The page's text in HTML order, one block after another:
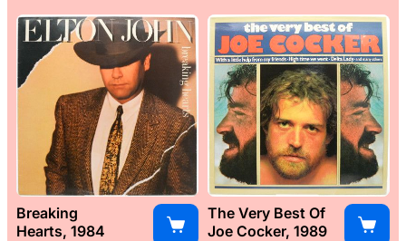
Breaking
Hearts, 1984
The Very Best Of
Joe Cocker, 1989